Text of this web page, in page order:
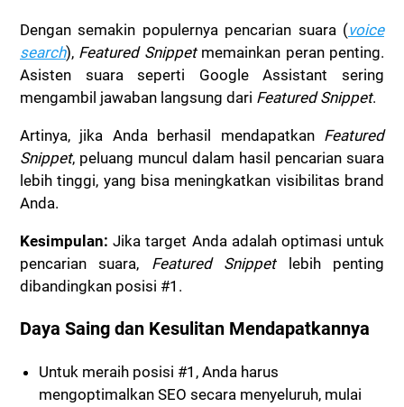
Dengan semakin populernya pencarian suara (voice
search), Featured Snippetmemainkan peran penting.
Asisten suara seperti Google Assistant sering
mengambil jawaban langsung dari Featured Snippet.
Artinya, jika Anda berhasil mendapatkan Featured
Snippet, peluang muncul dalam hasil pencarian suara
lebih tinggi, yang bisa meningkatkan visibilitas brand
Anda.
Kesimpulan: Jika target Anda adalah optimasi untuk
pencarian suara, Featured Snippetlebih penting
dibandingkan posisi #1.
Daya Saing dan Kesulitan Mendapatkannya
Untuk meraih posisi #1, Anda harus
mengoptimalkan SEO secara menyeluruh, mulai